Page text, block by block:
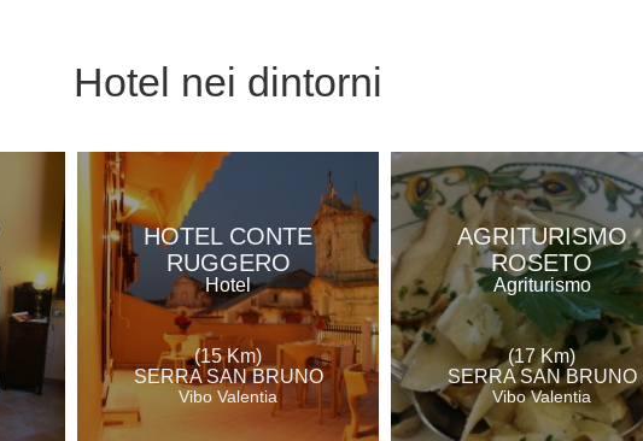
Hotel nei dintorni
HOTEL CONTE
RUGGERO
Hotel
(15 Km)
SERRA SAN BRUNO
Vibo Valentia
AGRITURISMO
ROSETO
Agriturismo
(17 Km)
SERRA SAN BRUNO
Vibo Valentia